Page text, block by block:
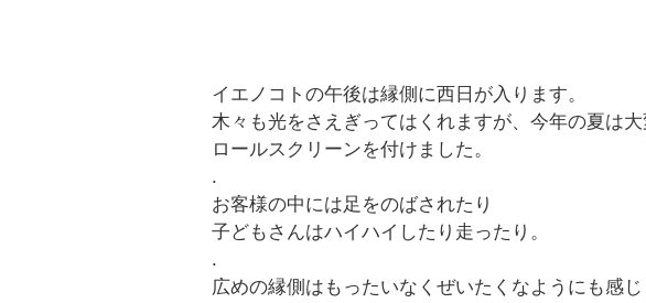
イエノコトの午後は縁側に西日が入ります。
木々も光をさえぎってはくれますが、今年の夏は大
ロールスクリーンを付けました。
.
お客様の中には足をのばされたり
子どもさんはハイハイしたり走ったり。
.
広めの縁側はもったいなくぜいたくなようにも感